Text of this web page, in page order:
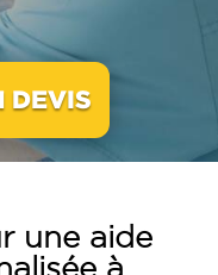
DEVIS
une aide
à